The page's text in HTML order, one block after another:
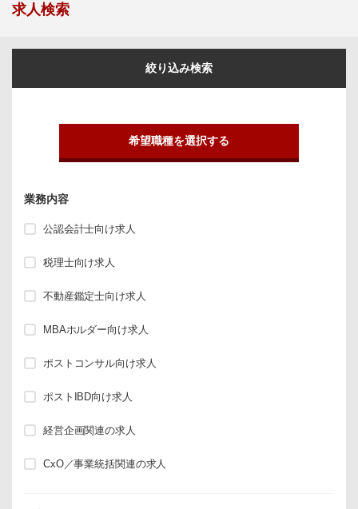
求人検索
絞り込み検索
希望職種を選択する
業務内容
公認会計士向け求人
税理士向け求人
不動産鑑定士向け求人
MBAホルダー向け求人
ポストコンサル向け求人
ポストIBD向け求人
経営企画関連の求人
CxO／事業統括関連の求人